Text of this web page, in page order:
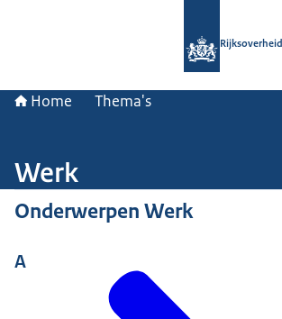
Rijksoverheid
Home Thema's
Werk
Onderwerpen Werk
A